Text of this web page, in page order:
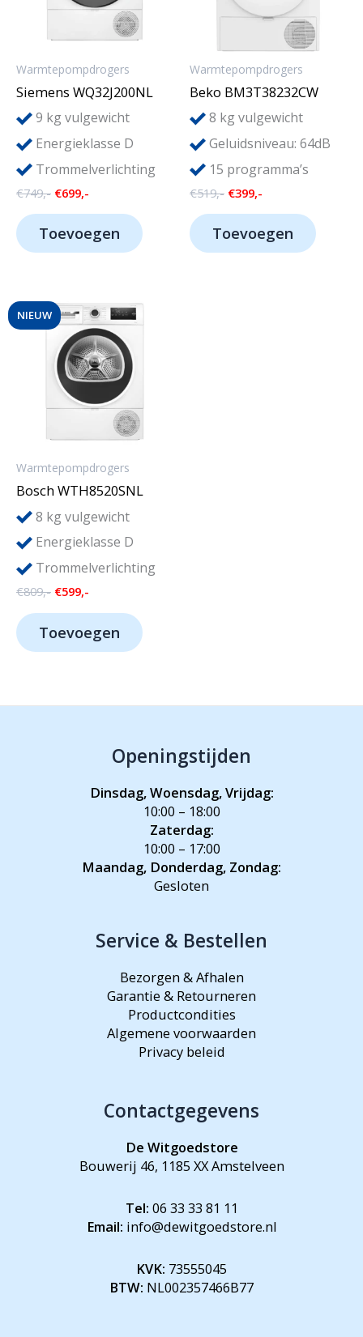
Warmtepompdrogers
Siemens WQ32J200NL
9 kg vulgewicht
Energieklasse D
Trommelverlichting
€749,- Oorspronkelijke
€749,-.
€699,-
€699,-.
Toevoegen
Warmtepompdrogers
Beko BM3T38232CW
8 kg vulgewicht
Geluidsniveau: 64dB
15 programma’s
€519,- Oorspronkelijke
€519,-.
€399,-
€399,-.
Toevoegen
NIEUW
Warmtepompdrogers
Bosch WTH8520SNL
8 kg vulgewicht
Energieklasse D
Trommelverlichting
€809,- Oorspronkelijke
€809,-.
€599,-
€599,-.
Toevoegen
Openingstijden
Dinsdag, Woensdag, Vrijdag:
10:00 – 18:00
Zaterdag:
10:00 – 17:00
Maandag, Donderdag, Zondag:
Gesloten
Service & Bestellen
Bezorgen & Afhalen
Garantie & Retourneren
Productcondities
Algemene voorwaarden
Privacy beleid
Contactgegevens
De Witgoedstore
Bouwerij 46, 1185 XX Amstelveen
Tel: 06 33 33 81 11
Email: info@dewitgoedstore.nl
KVK: 73555045
BTW: NL002357466B77